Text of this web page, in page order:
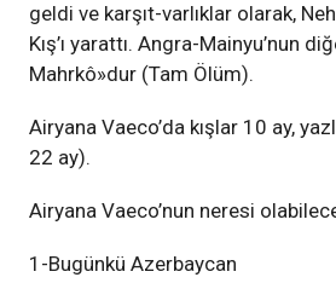
geldi ve karşıt-varlıklar olarak,
Kış’ı yarattı. Angra-Mainyu’nun
Mahrkô»dur (Tam Ölüm).
Airyana Vaeco’da kışlar 10 ay,
22 ay).
Airyana Vaeco’nun neresi
1-Bugünkü Azerbaycan